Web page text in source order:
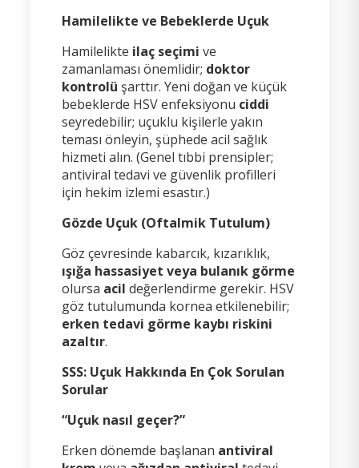
Hamilelikte ve Bebeklerde Uçuk
Hamilelikte ilaç seçimi ve
zamanlaması önemlidir; doktor
kontrolü şarttır. Yeni doğan ve küçük
bebeklerde HSV enfeksiyonu ciddi
seyredebilir; uçuklu kişilerle yakın
teması önleyin, şüphede acil sağlık
hizmeti alın. (Genel tıbbi prensipler;
antiviral tedavi ve güvenlik profilleri
için hekim izlemi esastır.)
Gözde Uçuk (Oftalmik Tutulum)
Göz çevresinde kabarcık, kızarıklık,
ışığa hassasiyet veya bulanık görme
olursa acil değerlendirme gerekir. HSV
göz tutulumunda kornea etkilenebilir;
erken tedavi görme kaybı riskini
azaltır.
SSS: Uçuk Hakkında En Çok Sorulan
Sorular
“Uçuk nasıl geçer?”
Erken dönemde başlanan antiviral